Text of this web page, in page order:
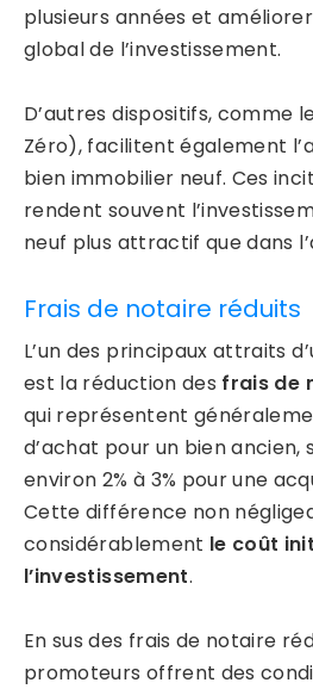
plusieurs années et
global de l’investissement.
D’autres dispositifs, comme
Zéro), facilitent également
bien immobilier neuf. Ces
rendent souvent
neuf plus attractif que dans
Frais de notaire réduits
L’un des principaux attraits
est la réduction des frais de
qui représentent
d’achat pour un bien ancien,
environ 2% à 3% pour une
Cette différence non
considérablement le coût
l’investissement.
En sus des frais de notaire
promoteurs offrent des